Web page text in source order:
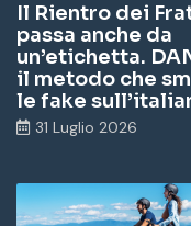
Il Rientro dei
passa anche da
un’etichetta.
il metodo che
le fake
31 Luglio 2026